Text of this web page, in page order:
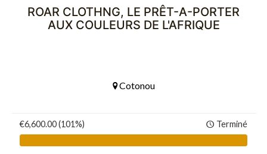
ROAR CLOTHNG, LE PRÊT-A-PORTER
AUX COULEURS DE L'AFRIQUE
Cotonou
€6,600.00 (101%) Terminé